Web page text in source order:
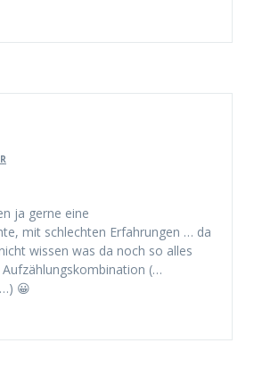
ja gerne eine
mit schlechten Erfahrungen … da
wissen was da noch so alles
(…
😀